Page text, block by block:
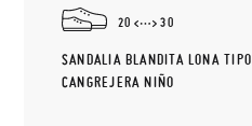
20 30
SANDALIA BLANDITA LONA TIPO
CANGREJERA NIÑO